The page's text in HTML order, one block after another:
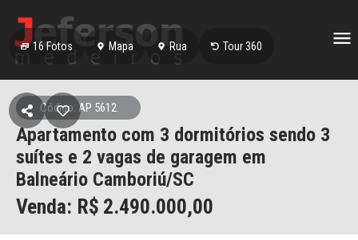
16 Fotos Mapa Rua Tour 360
Código: AP 5612
Apartamento com 3 dormitórios sendo 3
suítes e 2 vagas de garagem em
Balneário Camboriú/SC
Venda: R$ 2.490.000,00